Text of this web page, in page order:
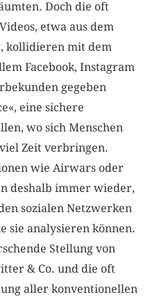
Doch die oft
etwa aus dem
kollidieren mit dem
Facebook, Instagram
gegeben
eine sichere
wo sich Menschen
Zeit verbringen.
wie Airwars oder
deshalb immer wieder,
sozialen Netzwerken
sie analysieren können.
Stellung von
& Co. und die oft
aller konventionellen